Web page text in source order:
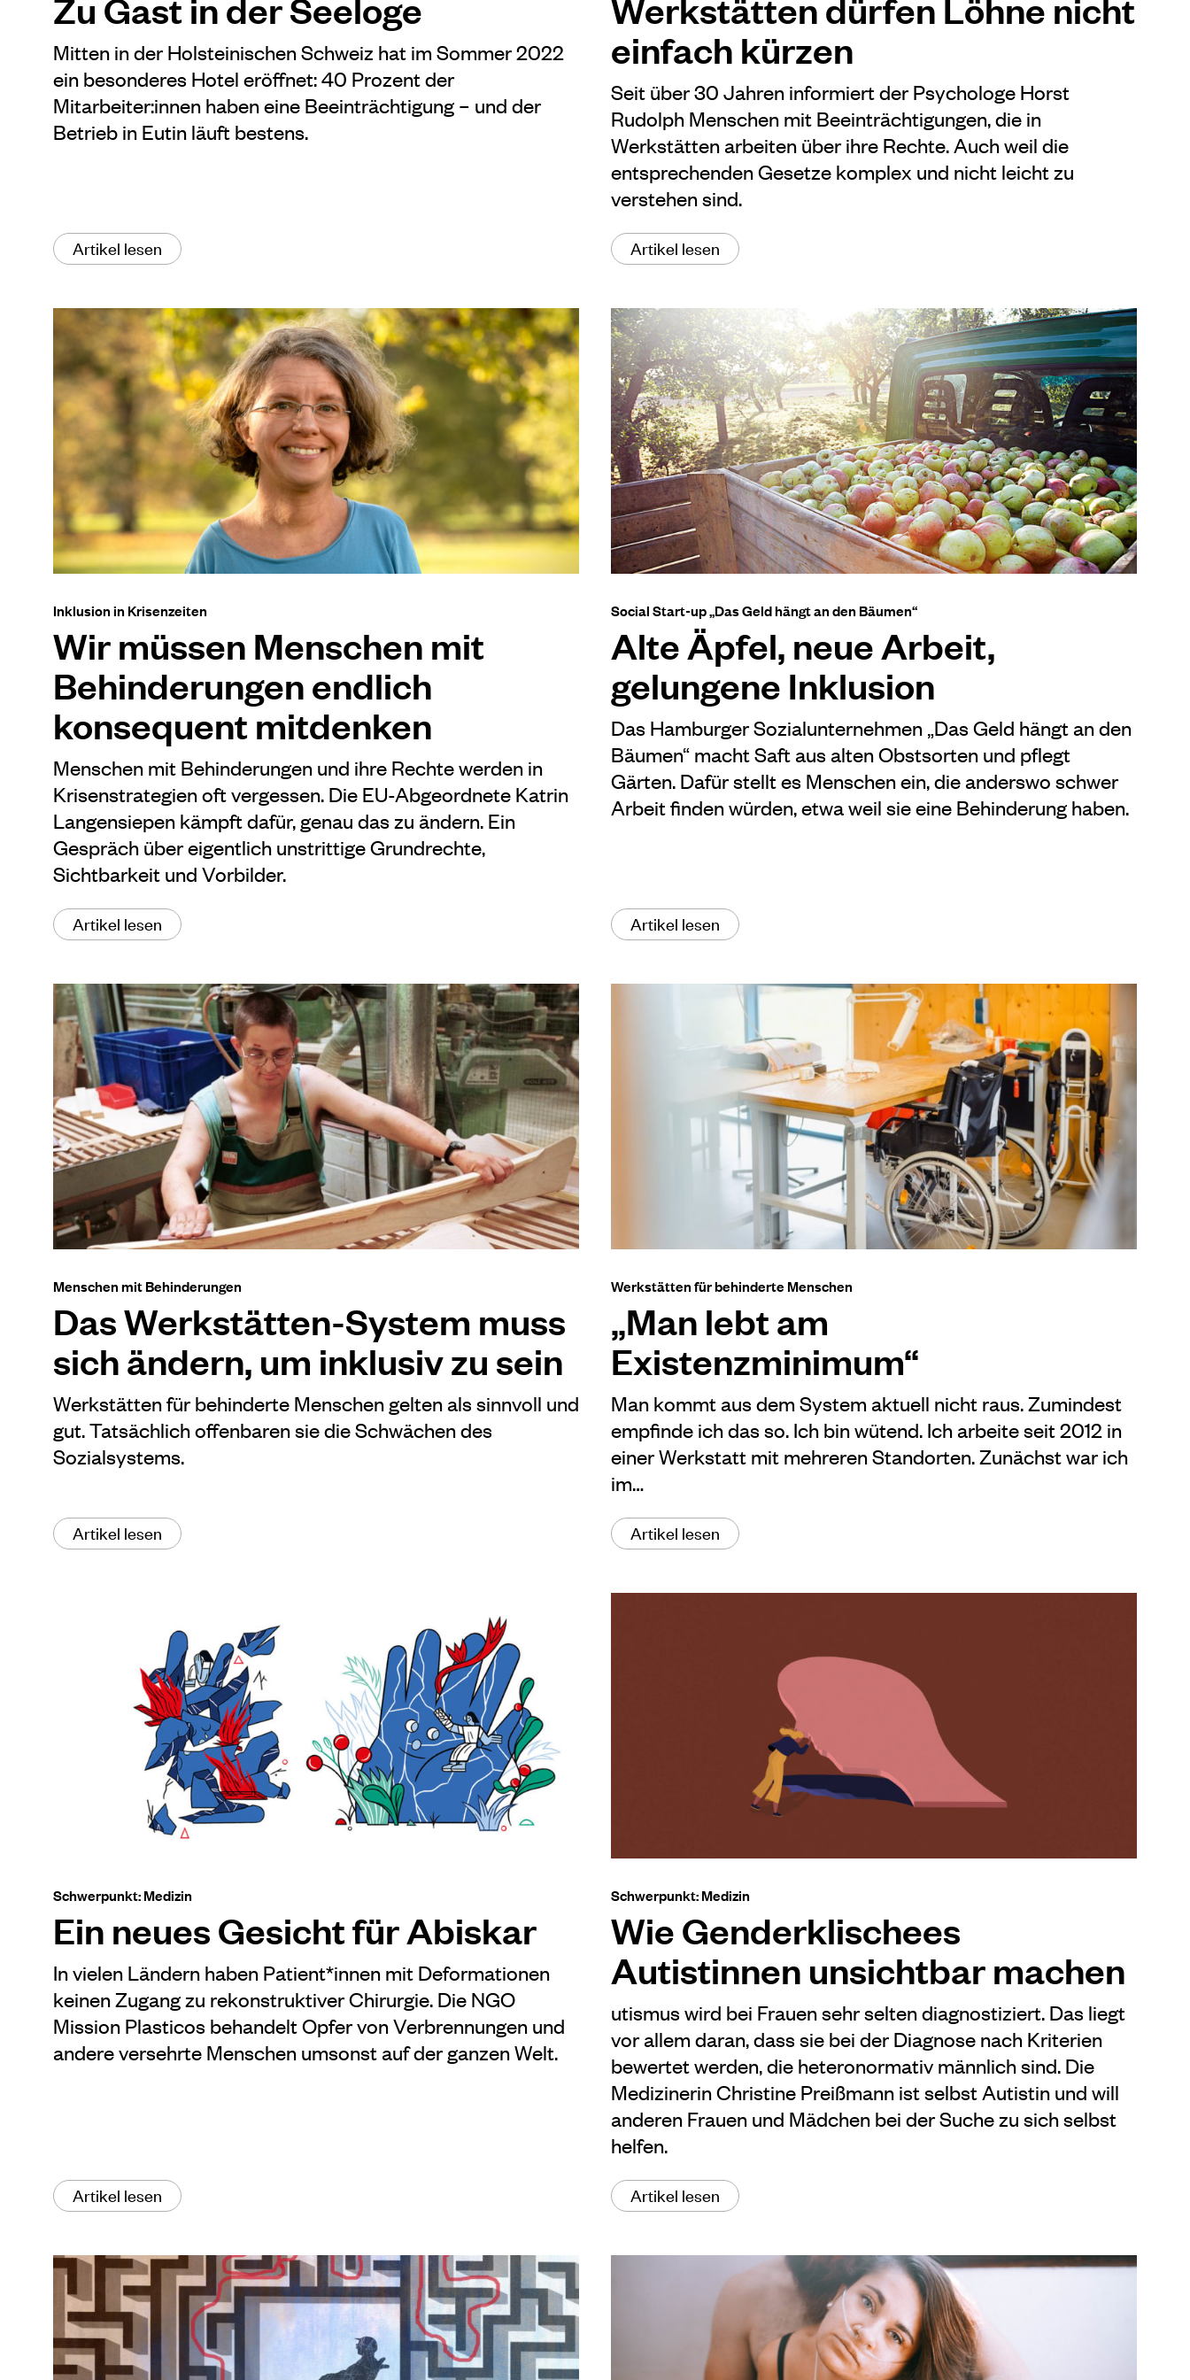
Zu Gast in der Seeloge
Mitten in der Holsteinischen Schweiz hat im Sommer 2022
ein besonderes Hotel eröffnet: 40 Prozent der
Mitarbeiter:innen haben eine Beeinträchtigung – und der
Betrieb in Eutin läuft bestens.
Artikel lesen
Werkstätten dürfen Löhne nicht
einfach kürzen
Seit über 30 Jahren informiert der Psychologe Horst
Rudolph Menschen mit Beeinträchtigungen, die in
Werkstätten arbeiten über ihre Rechte. Auch weil die
entsprechenden Gesetze komplex und nicht leicht zu
verstehen sind.
Artikel lesen
Inklusion in Krisenzeiten
Wir müssen Menschen mit
Behinderungen endlich
konsequent mitdenken
Menschen mit Behinderungen und ihre Rechte werden in
Krisenstrategien oft vergessen. Die EU-Abgeordnete Katrin
Langensiepen kämpft dafür, genau das zu ändern. Ein
Gespräch über eigentlich unstrittige Grundrechte,
Sichtbarkeit und Vorbilder.
Artikel lesen
Social Start-up „Das Geld hängt an den Bäumen“
Alte Äpfel, neue Arbeit,
gelungene Inklusion
Das Hamburger Sozialunternehmen „Das Geld hängt an den
Bäumen“ macht Saft aus alten Obstsorten und pflegt
Gärten. Dafür stellt es Menschen ein, die anderswo schwer
Arbeit finden würden, etwa weil sie eine Behinderung haben.
Artikel lesen
Menschen mit Behinderungen
Das Werkstätten-System muss
sich ändern, um inklusiv zu sein
Werkstätten für behinderte Menschen gelten als sinnvoll und
gut. Tatsächlich offenbaren sie die Schwächen des
Sozialsystems.
Artikel lesen
Werkstätten für behinderte Menschen
„Man lebt am
Existenzminimum“
Man kommt aus dem System aktuell nicht raus. Zumindest
empfinde ich das so. Ich bin wütend. Ich arbeite seit 2012 in
einer Werkstatt mit mehreren Standorten. Zunächst war ich
im…
Artikel lesen
Schwerpunkt: Medizin
Ein neues Gesicht für Abiskar
In vielen Ländern haben Patient*innen mit Deformationen
keinen Zugang zu rekonstruktiver Chirurgie. Die NGO
Mission Plasticos behandelt Opfer von Verbrennungen und
andere versehrte Menschen umsonst auf der ganzen Welt.
Artikel lesen
Schwerpunkt: Medizin
Wie Genderklischees
Autistinnen unsichtbar machen
utismus wird bei Frauen sehr selten diagnostiziert. Das liegt
vor allem daran, dass sie bei der Diagnose nach Kriterien
bewertet werden, die heteronormativ männlich sind. Die
Medizinerin Christine Preißmann ist selbst Autistin und will
anderen Frauen und Mädchen bei der Suche zu sich selbst
helfen.
Artikel lesen